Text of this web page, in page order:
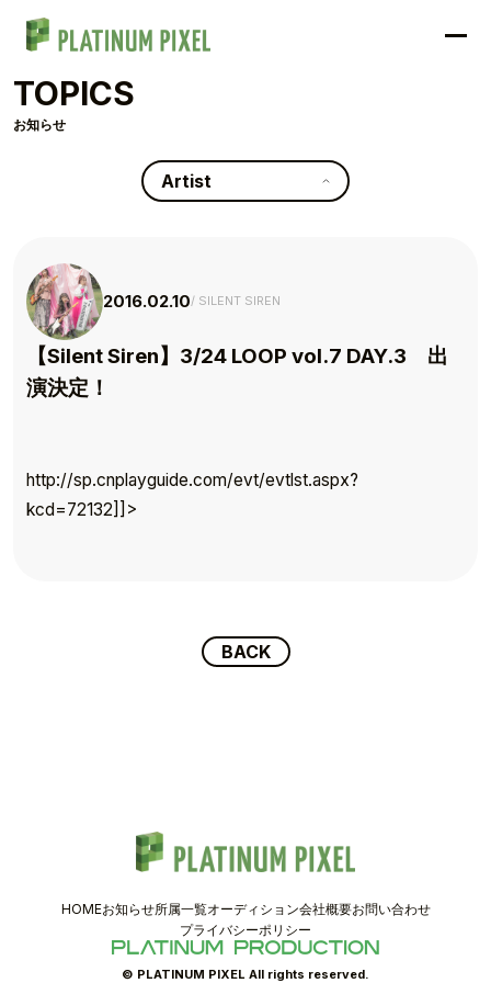
TOP
TOPICS
SCHEDULE
COMPANY
PIXEL SHOP
CONTACT
TOPICS
お知らせ
Artist
2016.02.10 SILENT SIREN
【Silent Siren】3/24 LOOP vol.7 DAY.3 出
演決定！
http://sp.cnplayguide.com/evt/evtlst.aspx?
kcd=72132]]>
BACK
HOMEお知らせ所属一覧オーディション会社概要お問い合わせ
プライバシーポリシー
© PLATINUM PIXEL All rights reserved.